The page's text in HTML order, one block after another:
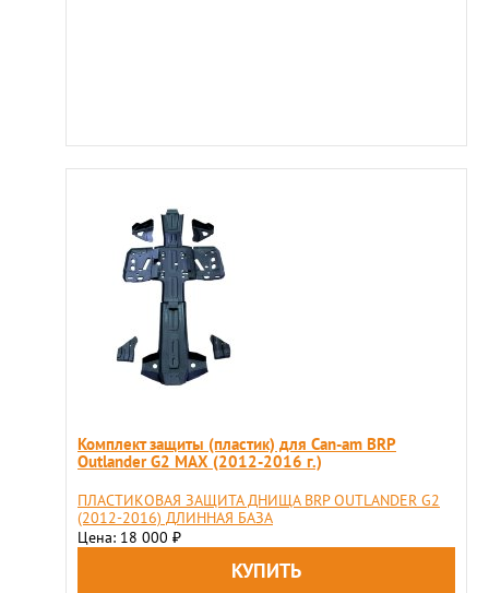
Комплект защиты (пластик) для Can-am BRP
Outlander G2 MAX (2012-2016 г.)
ПЛАСТИКОВАЯ ЗАЩИТА ДНИЩА BRP OUTLANDER G2
(2012-2016) ДЛИННАЯ БАЗА
Цена: 18 000 ₽